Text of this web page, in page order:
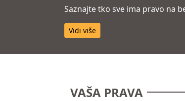
Saznajte tko sve ima pravo na
Vidi više
VAŠA PRAVA